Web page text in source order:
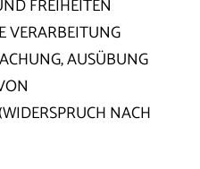
FREIHEITEN
VERARBEITUNG
AUSÜBUNG
NACH